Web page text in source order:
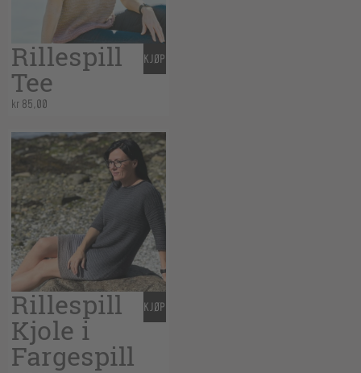
Rillespill
Tee
kr85,00
KJØP
Rillespill
Kjole i
Fargespill
KJØP